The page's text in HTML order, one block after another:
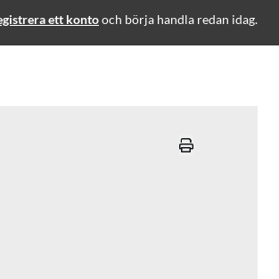
ett kontooch börja handla redan idag.